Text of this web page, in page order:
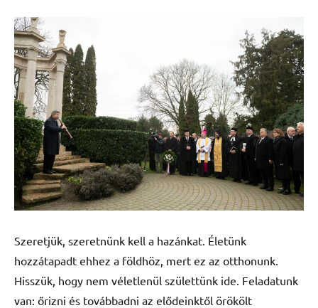
Szeretjük, szeretnünk kell a hazánkat. Életünk
hozzátapadt ehhez a földhöz, mert ez az otthonunk.
Hisszük, hogy nem véletlenül születtünk ide. Feladatunk
van: őrizni és továbbadni az elődeinktől örökölt